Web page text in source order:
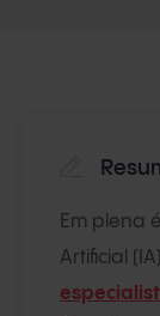
Em plena
Artificial